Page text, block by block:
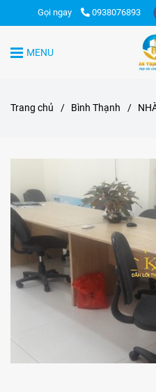
Gọi ngay 0938076893
MENU
Trang chủ / Bình Thạnh /